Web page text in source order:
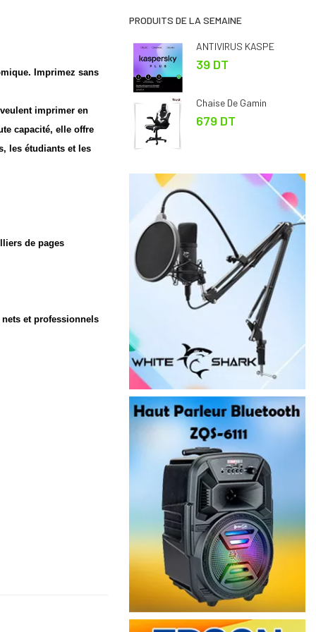
Imprimez sans
imprimer en
capacité, elle offre
les étudiants et les
de pages
et professionnels
PRODUITS DE LA SEMAINE
ANTIVIRUS KASPE
39 DT
Chaise De Gamin
679 DT